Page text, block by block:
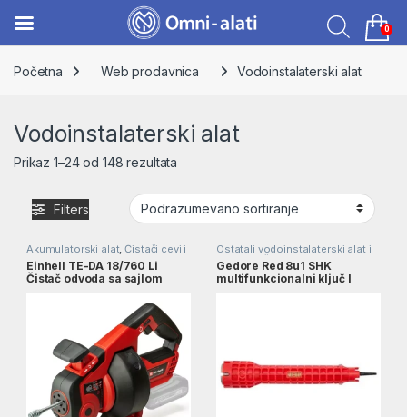
Početna
Web prodavnica Vodoinstalaterski alat
Vodoinstalaterski alat
Prikaz 1–24 od 148 rezultata
Filters
Akumulatorski alat,Čistači cevi i
odvoda ,Einhell
Vodoinstalaterski alat
Einhell TE-DA 18/760 Li
Čistač odvoda sa sajlom
Ostatali vodoinstalaterski alat i
pribor Ručni alat
Vodoinstalaterski alat
Gedore Red 8u1 SHK
multifunkcionalni ključ l
0